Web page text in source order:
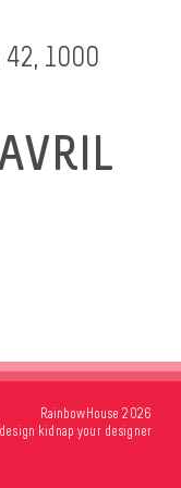
42, 1000
RainbowHouse 2026
kidnap your designer